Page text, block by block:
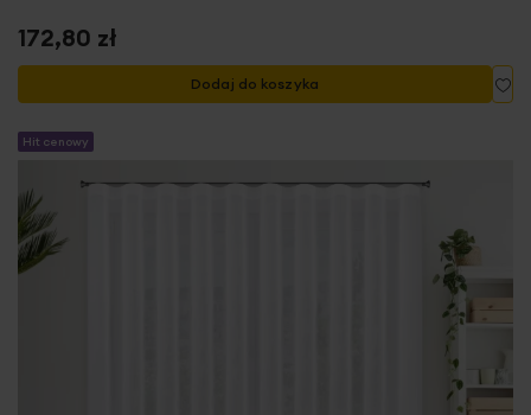
172,80 zł
Dodaj do koszyka
Hit cenowy